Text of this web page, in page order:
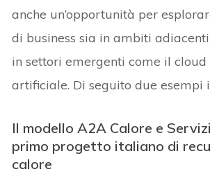
anche un’opportunità per
di business sia in ambiti adiacenti
in settori emergenti come il cloud
artificiale. Di seguito due esempi
Il modello A2A Calore e
primo progetto italiano di
calore